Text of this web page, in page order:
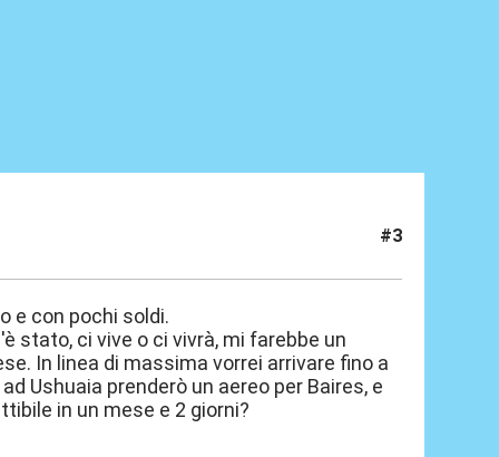
#3
e con pochi soldi.
stato, ci vive o ci vivrà, mi farebbe un
In linea di massima vorrei arrivare fino a
Ushuaia prenderò un aereo per Baires, e
in un mese e 2 giorni?